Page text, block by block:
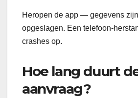
Heropen de app — gegevens
opgeslagen. Een telefoon-
crashes op.
Hoe lang duurt
aanvraag?